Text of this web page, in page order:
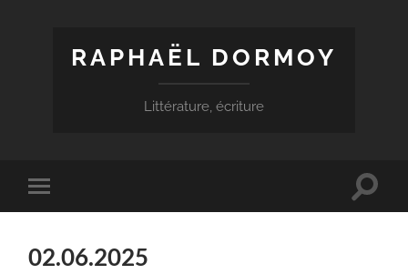
RAPHAËL DORMOY
Littérature, écriture
Toggle
mobile
Toggle
02.06.2025